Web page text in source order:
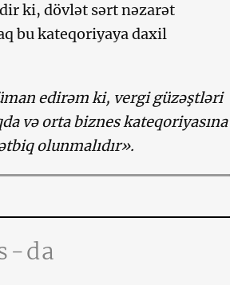
ki, dövlət sərt nəzarət
bu kateqoriyaya daxil
edirəm ki, vergi güzəştləri
və orta biznes kateqoriyasına
olunmalıdır».
da